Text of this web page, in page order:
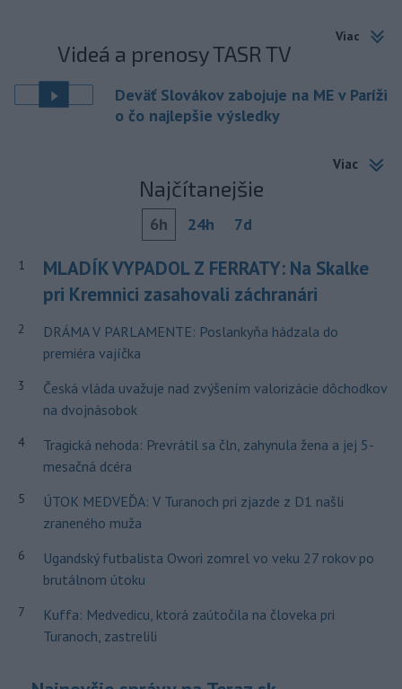
Viac
Videá a prenosy TASR TV
Deväť Slovákov zabojuje na ME v Paríži
o čo najlepšie výsledky
Viac
Najčítanejšie
6h 24h 7d
1
MLADÍK VYPADOL Z FERRATY: Na Skalke
pri Kremnici zasahovali záchranári
2
DRÁMA V PARLAMENTE: Poslankyňa hádzala do
premiéra vajíčka
3
Česká vláda uvažuje nad zvýšením valorizácie dôchodkov
na dvojnásobok
4
Tragická nehoda: Prevrátil sa čln, zahynula žena a jej 5-
mesačná dcéra
5
ÚTOK MEDVEĎA: V Turanoch pri zjazde z D1 našli
zraneného muža
6
Ugandský futbalista Owori zomrel vo veku 27 rokov po
brutálnom útoku
7
Kuffa: Medvedicu, ktorá zaútočila na človeka pri
Turanoch, zastrelili